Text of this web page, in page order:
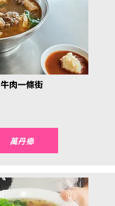
牛肉一條街
萬丹鄉